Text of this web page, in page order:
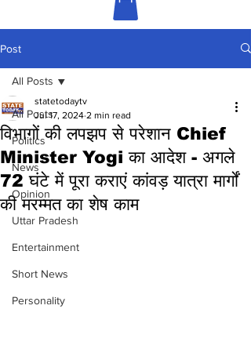
Post
All Posts
Politics
News
Opinion
Uttar Pradesh
Entertainment
Short News
Personality
All Posts
विभागों की लपझप से परेशान Chief
Minister Yogi का आदेश - अगले
72 घंटे में पूरा कराएं कांवड़ यात्रा मार्गों
की मरम्मत का शेष काम
statetodaytv
Jul 17, 2024 2 min read